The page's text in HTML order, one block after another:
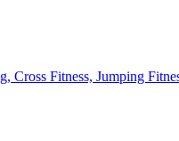
Fitness, Jumping